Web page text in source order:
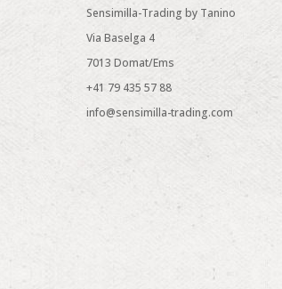
Sensimilla-Trading by Tanino
Via Baselga 4
7013 Domat/Ems
+41 79 435 57 88
info@sensimilla-trading.com